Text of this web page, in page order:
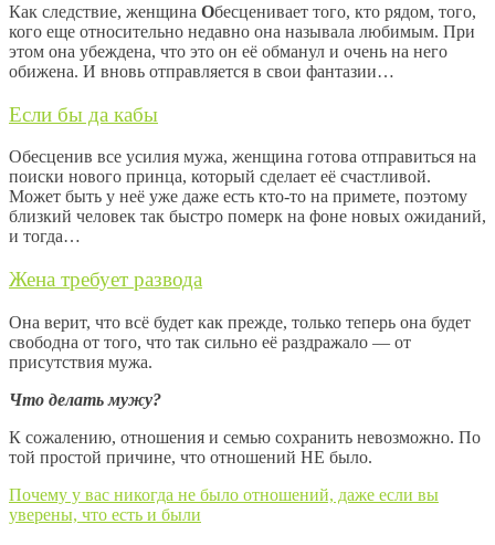
Как следствие, женщина Обесценивает того, кто рядом, того,
кого еще относительно недавно она называла любимым. При
этом она убеждена, что это он её обманул и очень на него
обижена. И вновь отправляется в свои фантазии…
Если бы да кабы
Обесценив все усилия мужа, женщина готова отправиться на
поиски нового принца, который сделает её счастливой.
Может быть у неё уже даже есть кто-то на примете, поэтому
близкий человек так быстро померк на фоне новых ожиданий,
и тогда…
Жена требует развода
Она верит, что всё будет как прежде, только теперь она будет
свободна от того, что так сильно её раздражало — от
присутствия мужа.
Что делать мужу?
К сожалению, отношения и семью сохранить невозможно. По
той простой причине, что отношений НЕ было.
Почему у вас никогда не было отношений, даже если вы
уверены, что есть и были